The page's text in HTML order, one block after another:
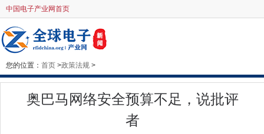
中国电子产业网首页
您的位置： 首页 >政策法规 >
奥巴马网络安全预算不足，说批评
者